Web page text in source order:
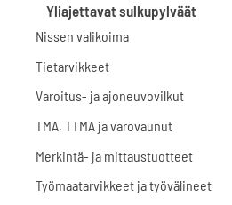
Yliajettavat sulkupylväät
Nissen valikoima
Tietarvikkeet
Varoitus- ja ajoneuvovilkut
TMA, TTMA ja varovaunut
Merkintä- ja mittaustuotteet
Työmaatarvikkeet ja työvälineet